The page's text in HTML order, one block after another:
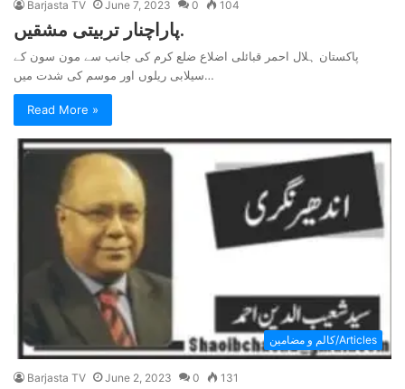
Barjasta TV June 7, 2023 0 104
پاراچنار تربیتی مشقیں.
پاکستان ہلال احمر قبائلی اضلاع ضلع کرم کی جانب سے مون سون کے
سیلابی ریلوں اور موسم کی شدت میں…
Read More »
کالم و مضامین/Articles
Barjasta TV June 2, 2023 0 131